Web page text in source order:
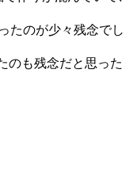
たのが少々残念でし
のも残念だと思った